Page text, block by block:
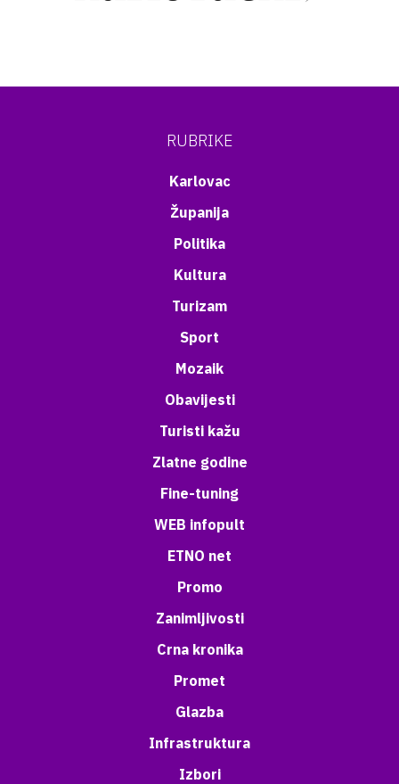
RUBRIKE
Karlovac
Županija
Politika
Kultura
Turizam
Sport
Mozaik
Obavijesti
Turisti kažu
Zlatne godine
Fine-tuning
WEB infopult
ETNO net
Promo
Zanimljivosti
Crna kronika
Promet
Glazba
Infrastruktura
Izbori